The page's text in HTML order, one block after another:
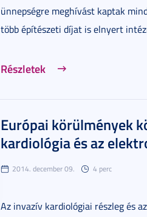
ünnepségre meghívást kaptak
több építészeti díjat is elnyert
Részletek
Európai körülmények
kardiológia és az
2014. december 09. 4 perc
Az invazív kardiológiai részleg és